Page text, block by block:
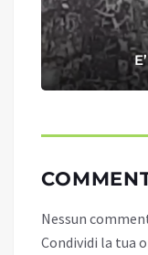
Nessun
Condividi la tua